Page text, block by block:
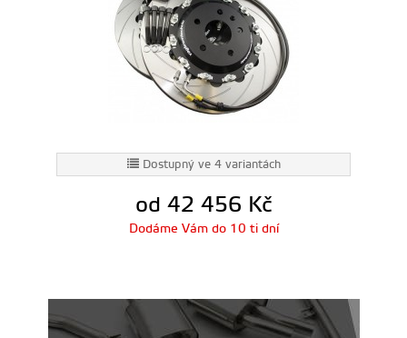
Dostupný ve 4 variantách
od 42 456 Kč
Dodáme Vám do 10 ti dní